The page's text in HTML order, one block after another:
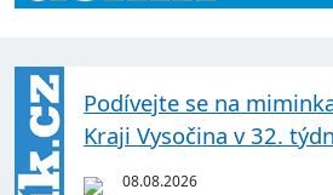
Podívejte se na
Kraji Vysočina v 32.
08.08.2026